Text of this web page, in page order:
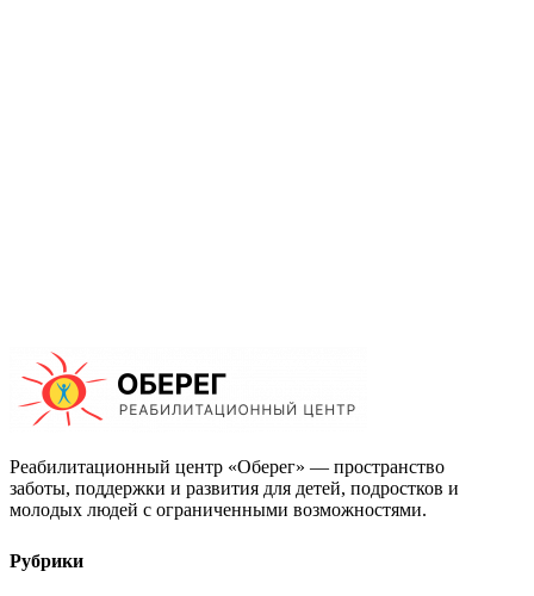
Реабилитационный центр «Оберег» — пространство
заботы, поддержки и развития для детей, подростков и
молодых людей с ограниченными возможностями.
Рубрики